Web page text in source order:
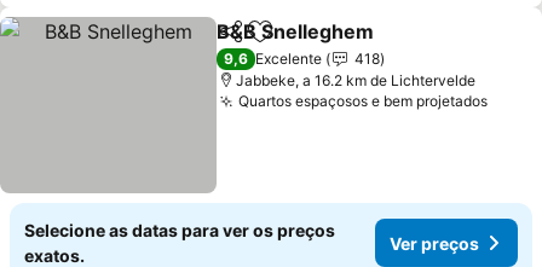
PartilharAdicionar aos favoritos
B&B Snelleghem
9,6 Excelente
418
Jabbeke, a 16.2 km de Lichtervelde
Quartos espaçosos e bem projetadosVer
Selecione as datas para ver os preços
exatos.
Ver preços